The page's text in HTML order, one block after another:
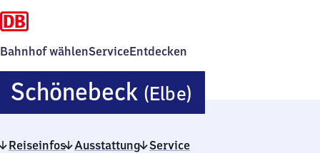
Bahnhof wählenServiceEntdecken
Schönebeck (Elbe)
(Elbe)
Reiseinfos Ausstattung Service